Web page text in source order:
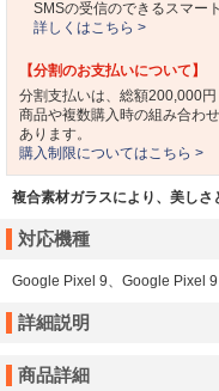
SMSの受信のできるスマー
詳しくはこちら >
【分割のお支払いについて】
分割支払いは、総額200,000円
商品や複数購入時の組み合わ
あります。
購入制限についてはこちら >
複合素材ガラスにより、美し
対応機種
Google Pixel 9、Google Pixel
詳細説明
商品詳細